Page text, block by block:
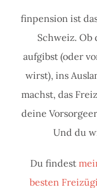
finpension ist
Schweiz. Ob
aufgibst (oder
wirst), ins
machst, das
deine
Und du
Du findest
besten